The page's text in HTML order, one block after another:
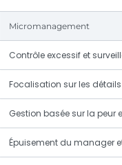
Micromanagement
Contrôle excessif et
Focalisation sur les détails
Gestion basée sur la peur
Épuisement du manager